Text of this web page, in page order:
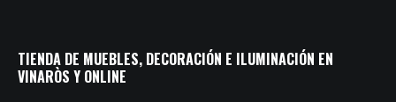
TIENDA DE MUEBLES, DECORACIÓN E ILUMINACIÓN EN
VINARÒS Y ONLINE